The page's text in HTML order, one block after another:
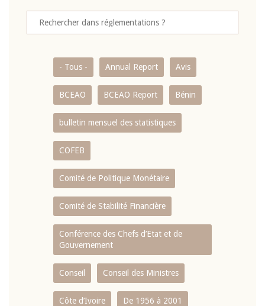
- Tous - Annual Report Avis
BCEAO BCEAO Report Bénin
bulletin mensuel des statistiques
COFEB
Comité de Politique Monétaire
Comité de Stabilité Financière
Conférence des Chefs d’Etat et de
Gouvernement
Conseil Conseil des Ministres
Côte d’Ivoire De 1956 à 2001